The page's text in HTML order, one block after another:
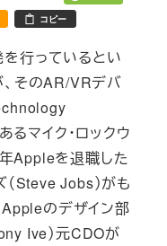
コピー
行っているとい
そのAR/VRデバ
マイク・ロックウ
Appleを退職した
Steve Jobs）がも
のデザイン部
Ive）元CDOが